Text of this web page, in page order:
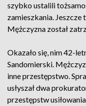
szybko ustalili
zamieszkania. Jeszcze
Mężczyzna został
Okazało się, nim 42-
Sandomierski.
inne przestępstwo.
usłyszał dwa
przestępstw